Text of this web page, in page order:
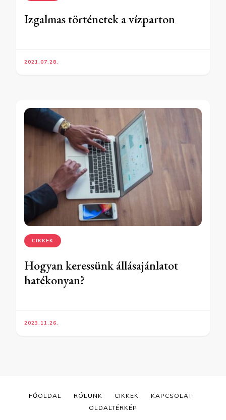
Izgalmas történetek a vízparton
2021.07.28.
CIKKEK
Hogyan keressünk állásajánlatot
hatékonyan?
2023.11.26.
FŐOLDAL RÓLUNK CIKKEK
KAPCSOLAT
OLDALTÉRKÉP